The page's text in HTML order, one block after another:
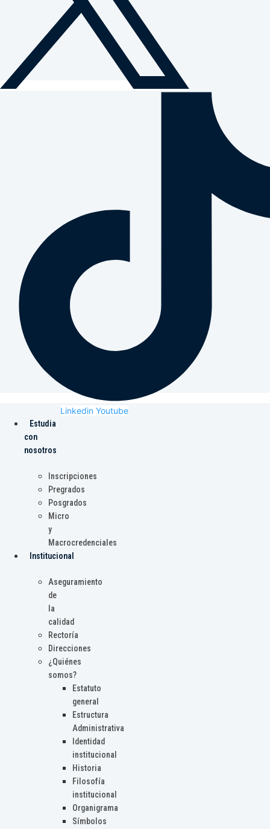
Linkedin Youtube
Estudia
con
nosotros
Inscripciones
Pregrados
Posgrados
Micro
y
Macrocredenciales
Institucional
Aseguramiento
de
la
calidad
Rectoría
Direcciones
¿Quiénes
somos?
Estatuto
general
Estructura
Administrativa
Identidad
institucional
Historia
Filosofía
institucional
Organigrama
Símbolos